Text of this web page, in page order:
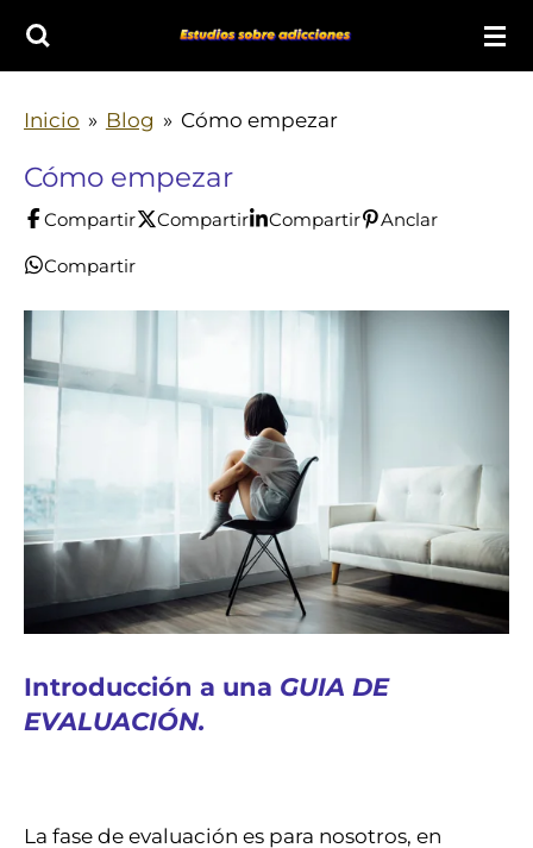
al
Inicio » Blog » Cómo empezar
Cómo empezar
Compartir Compartir Compartir Anclar
Compartir
Introducción a una GUIA DE
EVALUACIÓN.
La fase de evaluación es para nosotros, en